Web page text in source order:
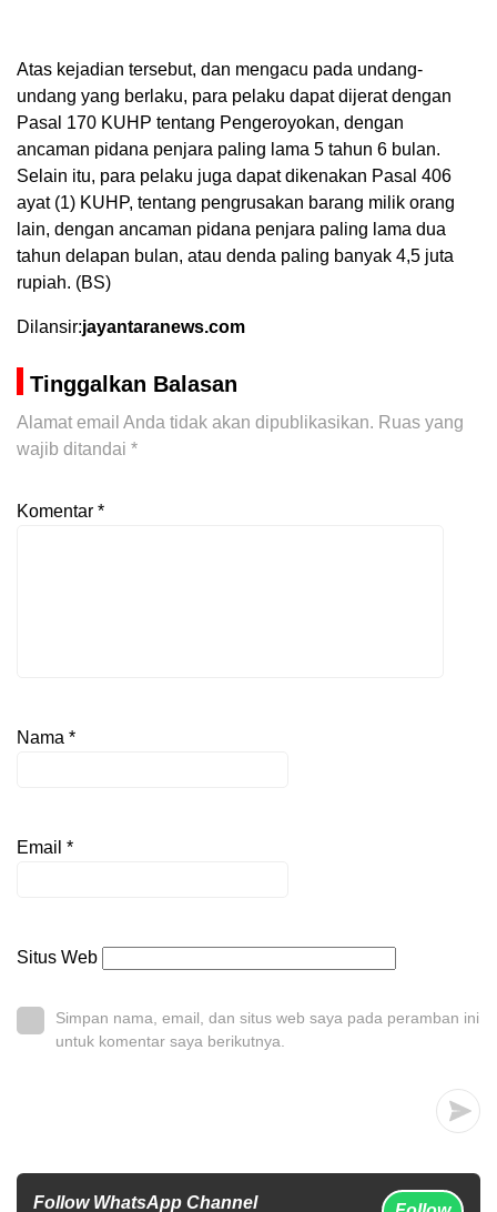
Atas kejadian tersebut, dan mengacu pada undang-
undang yang berlaku, para pelaku dapat dijerat dengan
Pasal 170 KUHP tentang Pengeroyokan, dengan
ancaman pidana penjara paling lama 5 tahun 6 bulan.
Selain itu, para pelaku juga dapat dikenakan Pasal 406
ayat (1) KUHP, tentang pengrusakan barang milik orang
lain, dengan ancaman pidana penjara paling lama dua
tahun delapan bulan, atau denda paling banyak 4,5 juta
rupiah. (BS)
Dilansir:jayantaranews.com
Tinggalkan Balasan
Alamat email Anda tidak akan dipublikasikan. Ruas yang
wajib ditandai *
Komentar *
Nama *
Email *
Situs Web
Simpan nama, email, dan situs web saya pada peramban ini
untuk komentar saya berikutnya.
Follow WhatsApp Channel